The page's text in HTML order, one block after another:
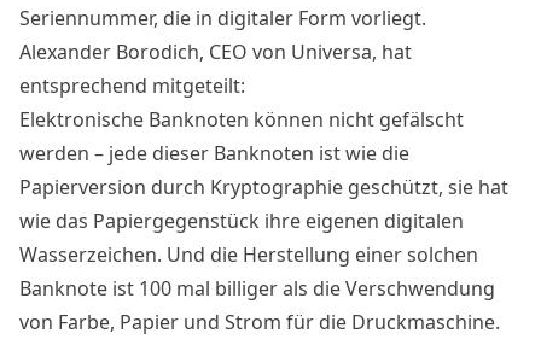
Seriennummer, die in digitaler Form vorliegt.
Alexander Borodich, CEO von Universa, hat
entsprechend mitgeteilt:
Elektronische Banknoten können nicht gefälscht
werden – jede dieser Banknoten ist wie die
Papierversion durch Kryptographie geschützt, sie hat
wie das Papiergegenstück ihre eigenen digitalen
Wasserzeichen. Und die Herstellung einer solchen
Banknote ist 100 mal billiger als die Verschwendung
von Farbe, Papier und Strom für die Druckmaschine.